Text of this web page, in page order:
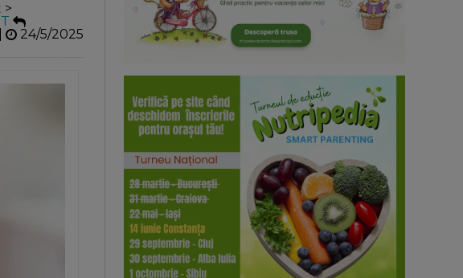
>
24/5/2025